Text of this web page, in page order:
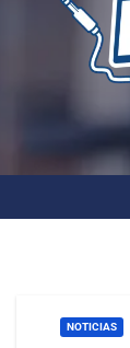
NOTICIAS